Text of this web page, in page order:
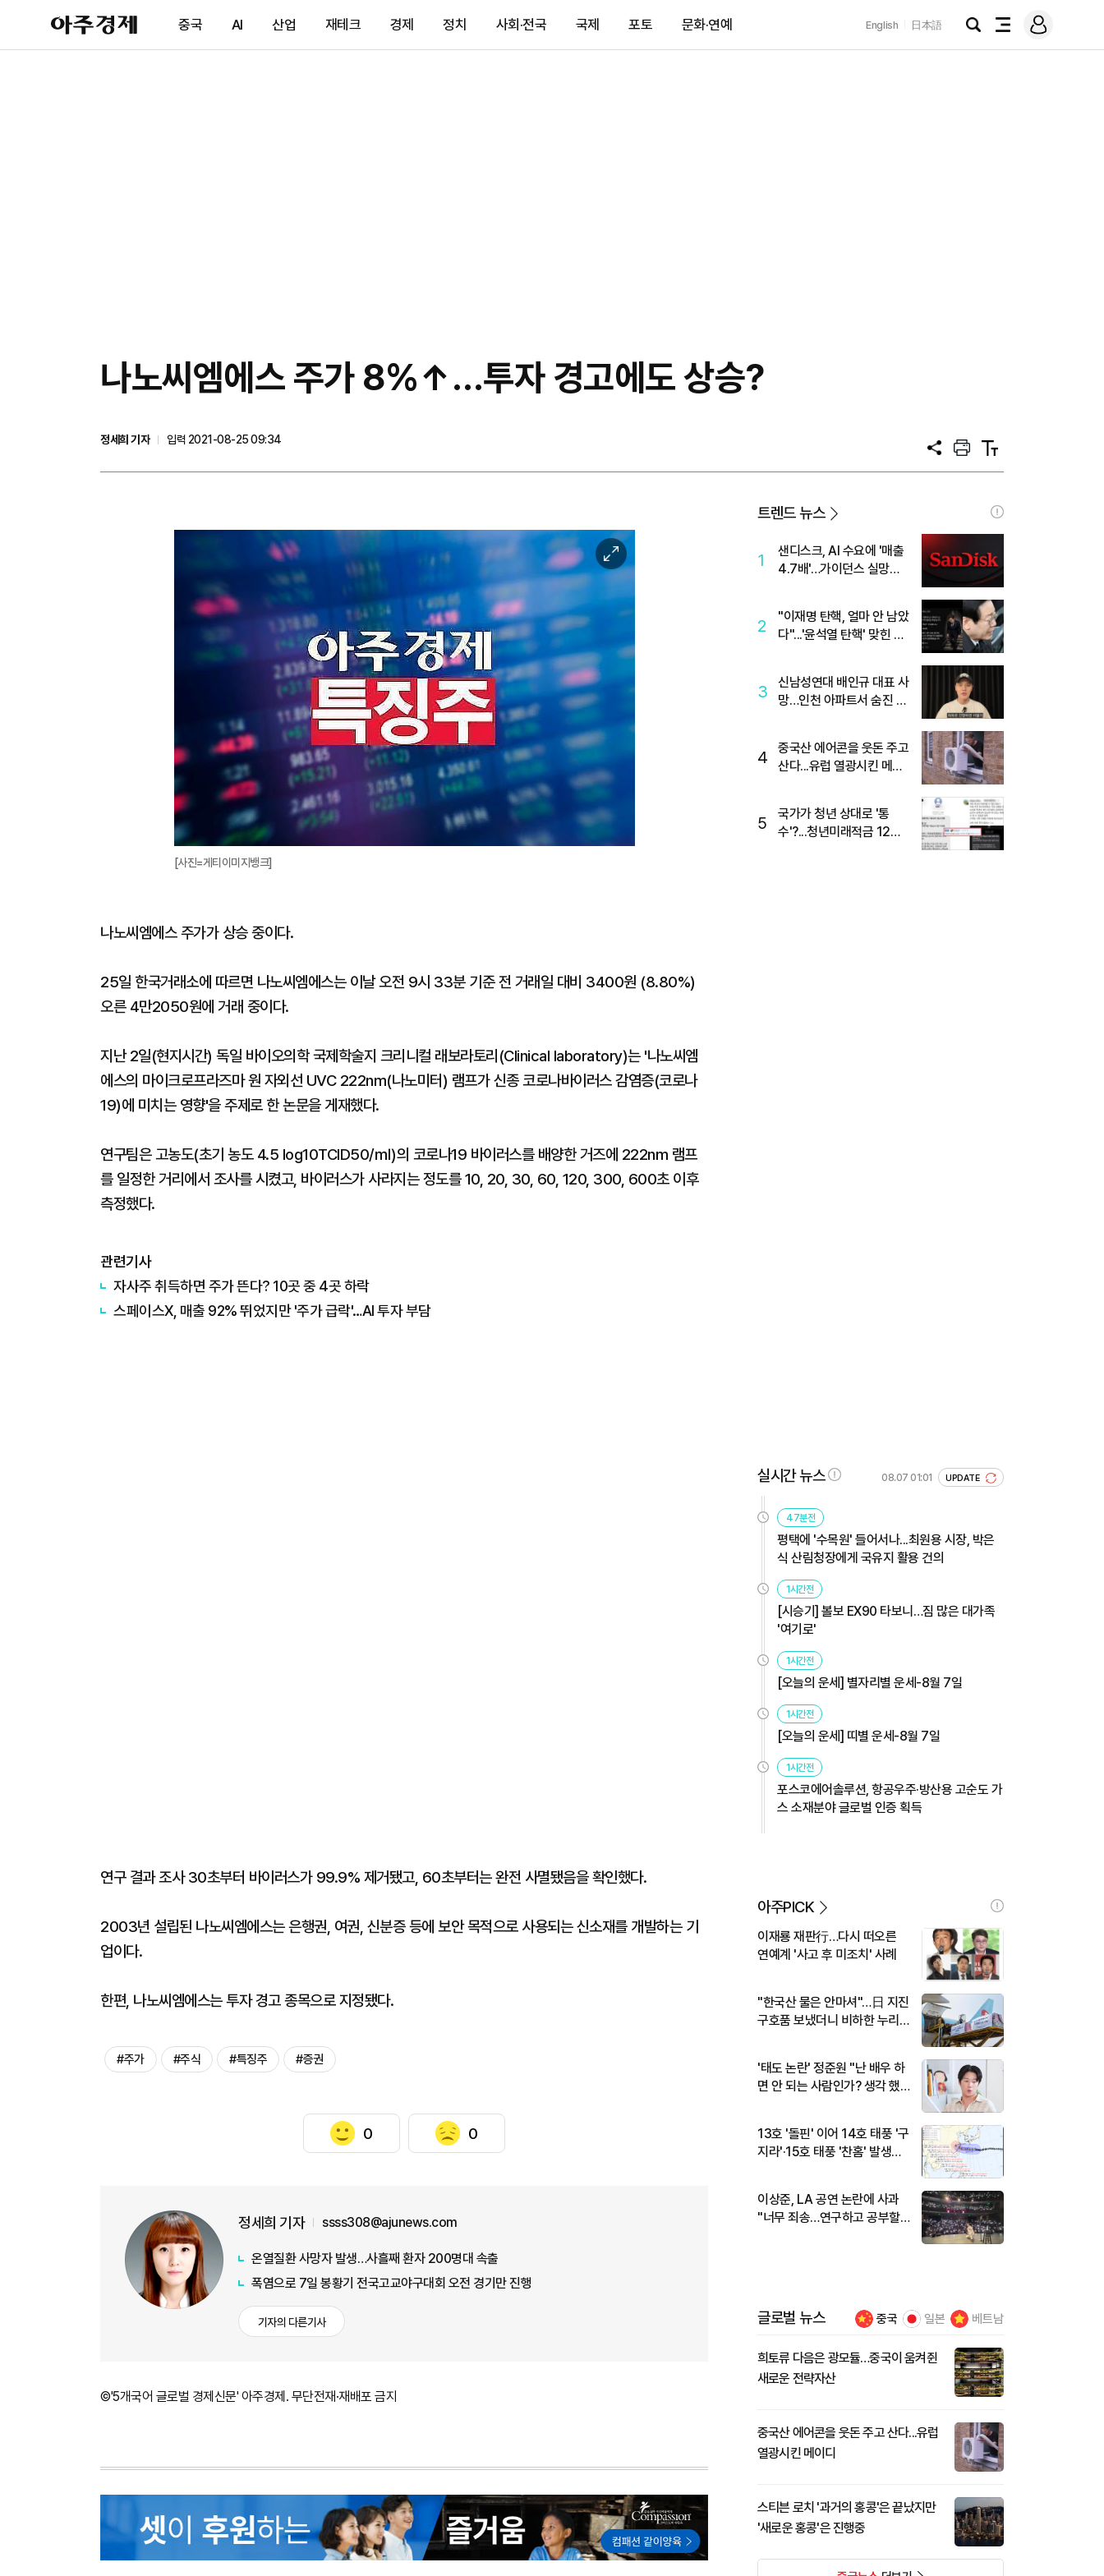
아
주
제
중국 AI 산업 재테크 경제 정치 사회·전국 국제 포토 문화·연예 English 日本語
검
전
메
그
나노씨엠에스 주가 8%↑…투자 경고에도 상승?
정세희 기자
입력 2021-08-25 09:34
공
프
트
텍
트
이
미
지
대
[사진=게티이미지뱅크]
나노씨엠에스 주가가 상승 중이다.
25일 한국거래소에 따르면 나노씨엠에스는 이날 오전 9시 33분 기준 전 거래일 대비 3400원 (8.80%)
오른 4만2050원에 거래 중이다.
지난 2일(현지시간) 독일 바이오의학 국제학술지 크리니컬 래보라토리(Clinical laboratory)는 '나노씨엠
에스의 마이크로프라즈마 원 자외선 UVC 222nm(나노미터) 램프가 신종 코로나바이러스 감염증(코로나
19)에 미치는 영향'을 주제로 한 논문을 게재했다.
연구팀은 고농도(초기 농도 4.5 log10TCID50/㎖)의 코로나19 바이러스를 배양한 거즈에 222nm 램프
를 일정한 거리에서 조사를 시켰고, 바이러스가 사라지는 정도를 10, 20, 30, 60, 120, 300, 600초 이후
측정했다.
관련기사
자사주 취득하면 주가 뜬다? 10곳 중 4곳 하락
스페이스X, 매출 92% 뛰었지만 '주가 급락'…AI 투자 부담
연구 결과 조사 30초부터 바이러스가 99.9% 제거됐고, 60초부터는 완전 사멸됐음을 확인했다.
2003년 설립된 나노씨엠에스는 은행권, 여권, 신분증 등에 보안 목적으로 사용되는 신소재를 개발하는 기
업이다.
한편, 나노씨엠에스는 투자 경고 종목으로 지정됐다.
#주가 #주식 #특징주 #증권
0 0
정세희 기자 ssss308@ajunews.com
온열질환 사망자 발생…사흘째 환자 200명대 속출
폭염으로 7일 봉황기 전국고교야구대회 오전 경기만 진행
기자의 다른기사
©'5개국어 글로벌 경제신문' 아주경제. 무단전재·재배포 금지
트렌드 뉴스
1
샌디스크, AI 수요에 '매출
4.7배'…가이던스 실망에
2
"이재명 탄핵, 얼마 안 남았
다"...'윤석열 탄핵' 맞힌 무
3
신남성연대 배인규 대표 사
망…인천 아파트서 숨진 채
4
중국산 에어콘을 웃돈 주고
산다...유럽 열광시킨 메이
5
국가가 청년 상대로 '통
수'?...청년미래적금 12%
실시간 뉴스 08.07 01:01 UPDATE
47분전
평택에 '수목원' 들어서나...최원용 시장, 박은
식 산림청장에게 국유지 활용 건의
1시간전
[시승기] 볼보 EX90 타보니…짐 많은 대가족
'여기로'
1시간전
[오늘의 운세] 별자리별 운세-8월 7일
1시간전
[오늘의 운세] 띠별 운세-8월 7일
1시간전
포스코에어솔루션, 항공우주·방산용 고순도 가
스 소재분야 글로벌 인증 획득
아주PICK
이재룡 재판行…다시 떠오른
연예계 '사고 후 미조치' 사례
"한국산 물은 안마셔"…日 지진
구호품 보냈더니 비하한 누리
'태도 논란' 정준원 "난 배우 하
면 안 되는 사람인가? 생각 했
13호 '돌핀' 이어 14호 태풍 '구
지라'·15호 태풍 '찬홈' 발생…
이상준, LA 공연 논란에 사과
"너무 죄송…연구하고 공부할
글로벌 뉴스 중국 일본 베트남
희토류 다음은 광모듈…중국이 움켜쥔
새로운 전략자산
중국산 에어콘을 웃돈 주고 산다...유럽
열광시킨 메이디
스티븐 로치 '과거의 홍콩'은 끝났지만
'새로운 홍콩'은 진행중